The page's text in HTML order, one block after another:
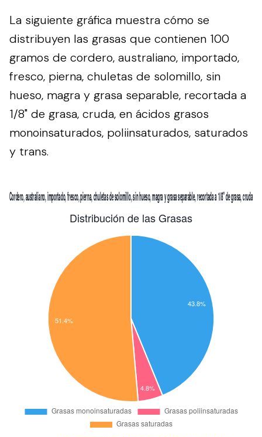
La siguiente gráfica muestra cómo se
distribuyen las grasas que contienen 100
gramos de cordero, australiano, importado,
fresco, pierna, chuletas de solomillo, sin
hueso, magra y grasa separable, recortada a
1/8" de grasa, cruda, en ácidos grasos
monoinsaturados, poliinsaturados, saturados
y trans.